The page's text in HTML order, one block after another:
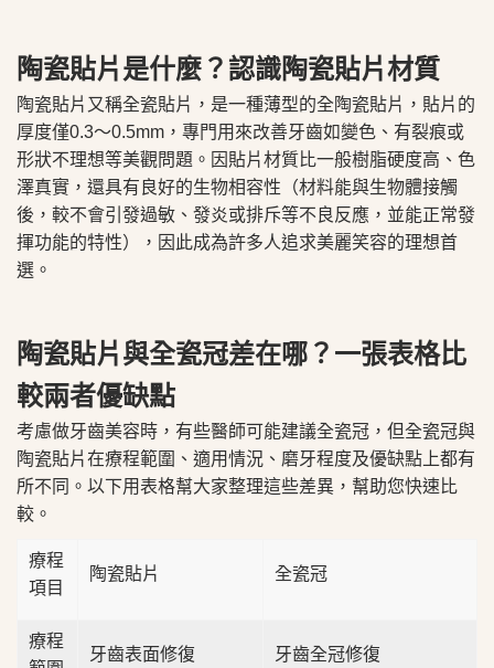
陶瓷貼片是什麼？認識陶瓷貼片材質
陶瓷貼片又稱全瓷貼片，是一種薄型的全陶瓷貼片，貼片的
厚度僅0.3～0.5mm，專門用來改善牙齒如變色、有裂痕或
形狀不理想等美觀問題。因貼片材質比一般樹脂硬度高、色
澤真實，還具有良好的生物相容性（材料能與生物體接觸
後，較不會引發過敏、發炎或排斥等不良反應，並能正常發
揮功能的特性），因此成為許多人追求美麗笑容的理想首
選。
陶瓷貼片與全瓷冠差在哪？一張表格比
較兩者優缺點
考慮做牙齒美容時，有些醫師可能建議全瓷冠，但全瓷冠與
陶瓷貼片在療程範圍、適用情況、磨牙程度及優缺點上都有
所不同。以下用表格幫大家整理這些差異，幫助您快速比
較。
療程
項目
陶瓷貼片 全瓷冠
療程
牙齒表面修復 牙齒全冠修復